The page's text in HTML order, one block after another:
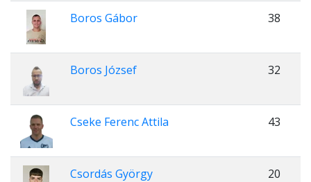
Boros Gábor 38
Boros József 32
Cseke Ferenc Attila 43
Csordás György 20